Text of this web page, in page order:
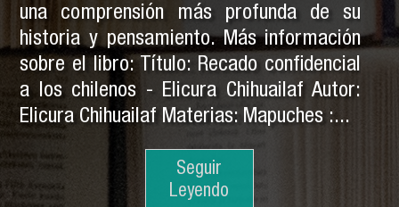
una comprensión más profunda de su
historia y pensamiento. Más información
sobre el libro: Título: Recado confidencial
a los chilenos - Elicura Chihuailaf Autor:
Elicura Chihuailaf Materias: Mapuches :...
Seguir
Leyendo
Seguir
Seguir
Leyendo